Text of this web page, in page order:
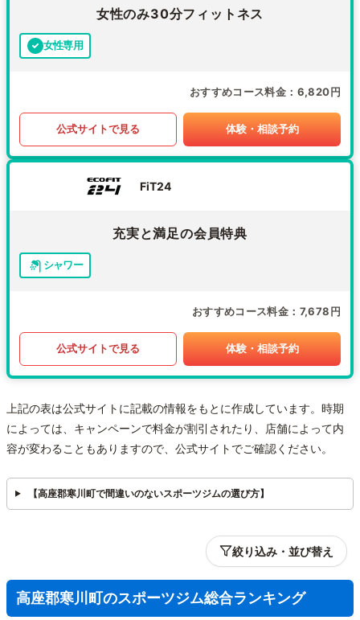
女性のみ30分フィットネス
女性専用
おすすめコース料金 6,820円
公式サイトで見る 体験・相談予約
FiT24
充実と満足の会員特典
シャワー
おすすめコース料金 7,678円
公式サイトで見る 体験・相談予約
上記の表は公式サイトに記載の情報をもとに作成しています。時期
によっては、キャンペーンで料金が割引されたり、店舗によって内
容が変わることもありますので、公式サイトでご確認ください。
【高座郡寒川町で間違いのないスポーツジムの選び方】
絞り込み・並び替え
高座郡寒川町のスポーツジム総合ランキング